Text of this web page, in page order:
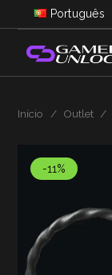
Português
Início / Outlet /
-11%